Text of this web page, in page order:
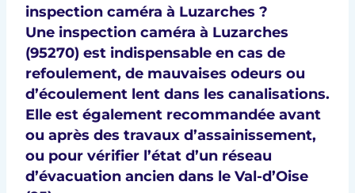
inspection caméra à Luzarches ?
Une inspection caméra à Luzarches
(95270) est indispensable en cas de
refoulement, de mauvaises odeurs ou
d’écoulement lent dans les canalisations.
Elle est également recommandée avant
ou après des travaux d’assainissement,
ou pour vérifier l’état d’un réseau
d’évacuation ancien dans le Val-d’Oise